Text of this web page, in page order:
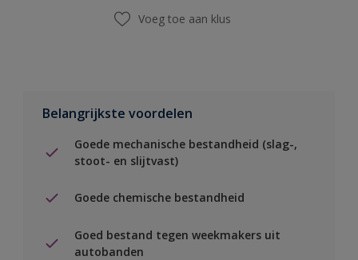
Voeg toe aan klus
Belangrijkste voordelen
Goede mechanische bestandheid (slag-,
stoot- en slijtvast)
Goede chemische bestandheid
Goed bestand tegen weekmakers uit
autobanden